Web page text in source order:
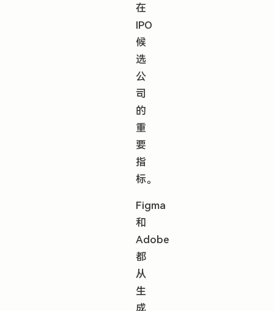
在
IPO
候
选
公
司
的
重
要
指
标。
Figma
和
Adobe
都
从
生
成